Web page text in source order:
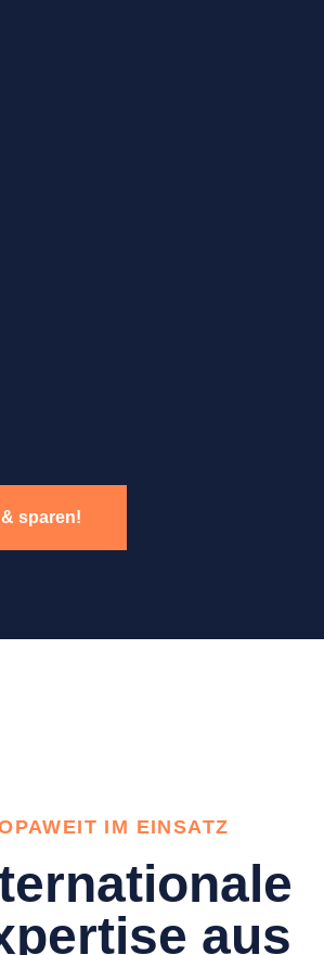
sparen!
IM EINSATZ
aus